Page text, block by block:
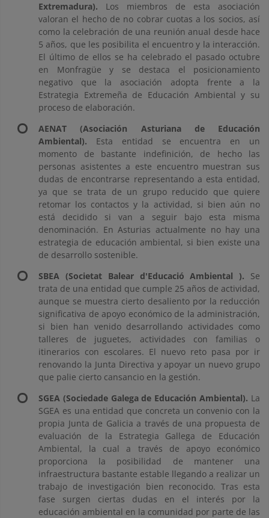
Extremadura). Los miembros de esta asociación
valoran el hecho de no cobrar cuotas a los socios, así
como la celebración de una reunión anual desde hace
5 años, que les posibilita el encuentro y la interacción.
El último de ellos se ha celebrado el pasado octubre
en Monfragüe y se destaca el posicionamiento
negativo que la asociación adopta frente a la
Estrategia Extremeña de Educación Ambiental y su
proceso de elaboración.
AENAT (Asociación Asturiana de Educación
Ambiental). Esta entidad se encuentra en un
momento de bastante indefinición, de hecho las
personas asistentes a este encuentro muestran sus
dudas de encontrarse representando a esta entidad,
ya que se trata de un grupo reducido que quiere
retomar los contactos y la actividad, si bien aún no
está decidido si van a seguir bajo esta misma
denominación. En Asturias actualmente no hay una
estrategia de educación ambiental, si bien existe una
de desarrollo sostenible.
SBEA (Societat Balear d'Educació Ambiental
). Se
trata de una entidad que cumple 25 años de actividad,
aunque se muestra cierto desaliento por la reducción
significativa de apoyo económico de la administración,
si bien han venido desarrollando actividades como
talleres de juguetes, actividades con familias o
itinerarios con escolares. El nuevo reto pasa por ir
renovando la Junta Directiva y apoyar un nuevo grupo
que palie cierto cansancio en la gestión.
SGEA (Sociedade Galega de Educación Ambiental). La
SGEA es una entidad que concreta un convenio con la
propia Junta de Galicia a través de una propuesta de
evaluación de la Estrategia Gallega de Educación
Ambiental, la cual a través de apoyo económico
proporciona la posibilidad de mantener una
infraestructura bastante estable llegando a realizar un
trabajo de investigación bien reconocido. Tras esta
fase surgen ciertas dudas en el interés por la
educación ambiental en la comunidad por parte de las